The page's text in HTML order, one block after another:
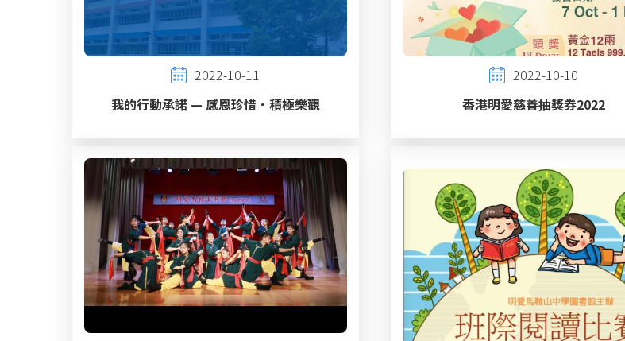
2022-10-11
我的行動承諾 — 感恩珍惜．積極樂觀
2022-10-10
香港明愛慈善抽獎券2022